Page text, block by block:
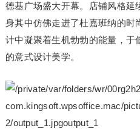
德基广场盛大开幕。店铺风格延
身其中仿佛走进了杜嘉班纳的时
计中凝聚着生机勃勃的能量，于
的意式设计美学。